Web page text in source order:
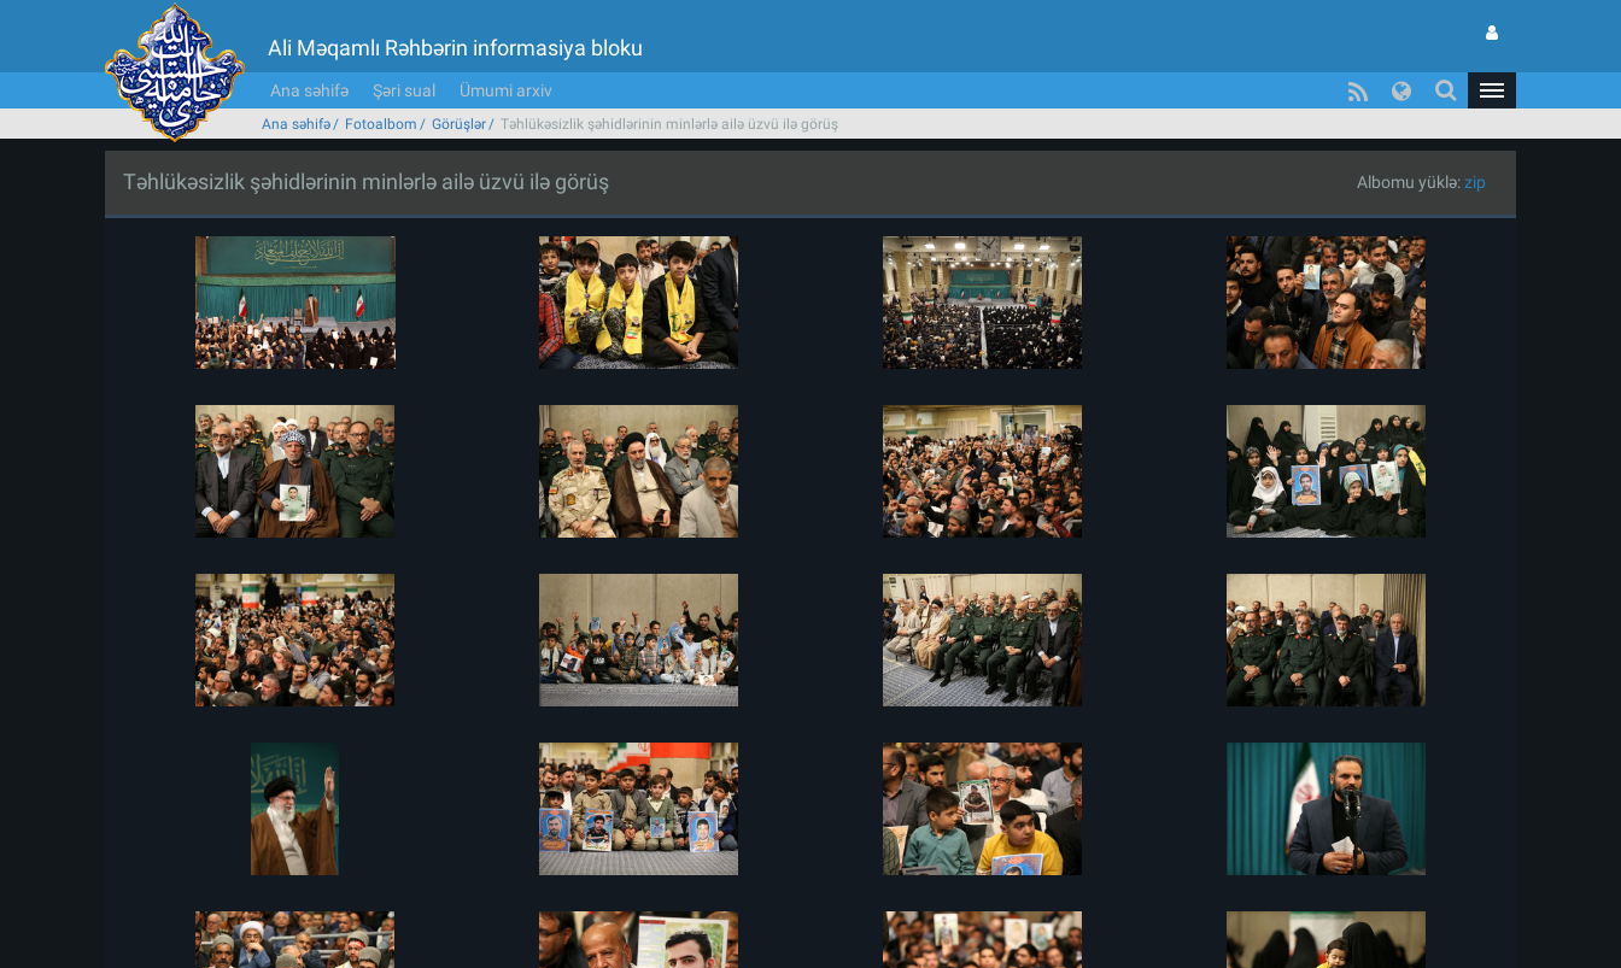
Ali Məqamlı Rəhbərin informasiya bloku
Ana səhifə Şəri sual Ümumi arxiv
Ana səhifə Fotoalbom Görüşlər Təhlükəsizlik şəhidlərinin minlərlə ailə üzvü ilə görüş
Təhlükəsizlik şəhidlərinin minlərlə ailə üzvü ilə görüş Albomu yüklə:zip